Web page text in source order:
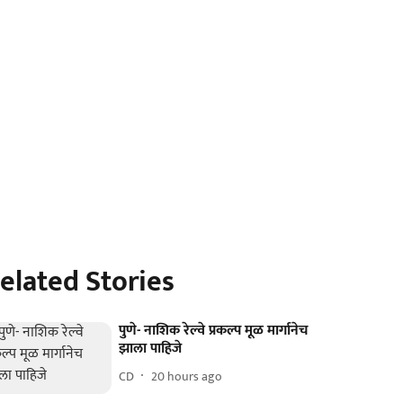
Stories
पुणे- नाशिक रेल्वे प्रकल्प मूळ मार्गानेच
झाला पाहिजे
CD 20 hours ago